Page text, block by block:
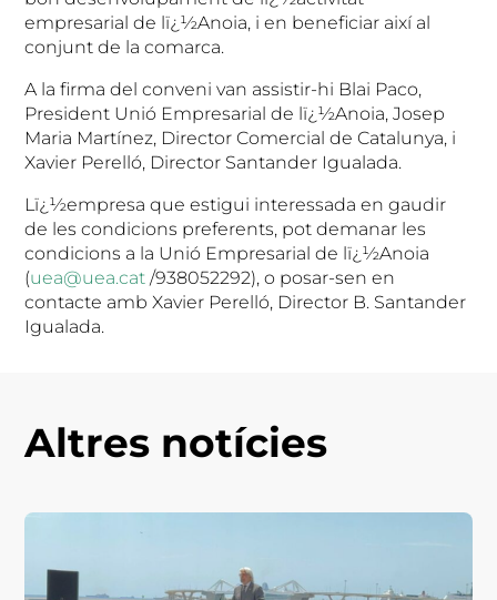
empresarial de lï¿½Anoia, i en beneficiar així al
conjunt de la comarca.
A la firma del conveni van assistir-hi Blai Paco,
President Unió Empresarial de lï¿½Anoia, Josep
Maria Martínez, Director Comercial de Catalunya, i
Xavier Perelló, Director Santander Igualada.
Lï¿½empresa que estigui interessada en gaudir
de les condicions preferents, pot demanar les
condicions a la Unió Empresarial de lï¿½Anoia
(uea@uea.cat/938052292), o posar-sen en
contacte amb Xavier Perelló, Director B. Santander
Igualada.
Altres notícies